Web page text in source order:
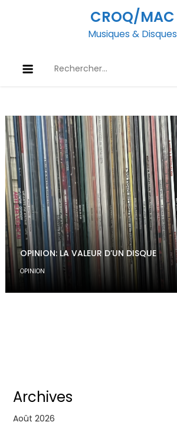
CROQ/MAC
Musiques & Disques
OPINION: LA VALEUR D’UN DISQUE
OPINION
Archives
Août 2026